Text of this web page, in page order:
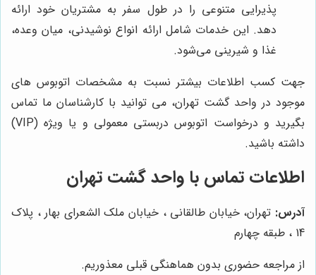
پذیرایی متنوعی را در طول سفر به مشتریان خود ارائه
دهد. این خدمات شامل ارائه انواع نوشیدنی، میان وعده،
غذا و شیرینی می‌شود.
جهت کسب اطلاعات بیشتر نسبت به مشخصات اتوبوس های
موجود در واحد گشت تهران، می توانید با کارشناسان ما تماس
بگیرید و درخواست اتوبوس دربستی معمولی و یا ویژه (VIP)
داشته باشید.
اطلاعات تماس با واحد گشت تهران
آدرس: تهران، خیابان طالقانی ، خیابان ملک الشعرای بهار ، پلاک
14 ، طبقه چهارم
از مراجعه حضوری بدون هماهنگی قبلی معذوریم.